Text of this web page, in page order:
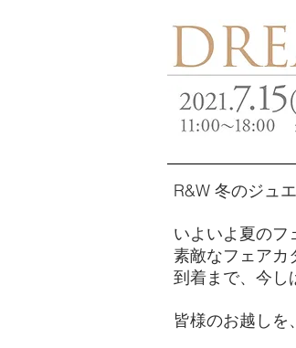
R&W 冬のジュ
いよいよ夏のフ
素敵なフェアカ
到着まで、今し
皆様のお越しを